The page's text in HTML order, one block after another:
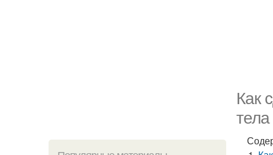
Как
тела